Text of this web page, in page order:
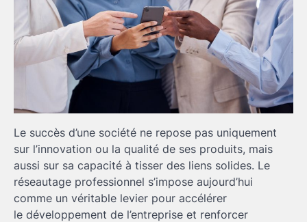
Le succès d’une société ne repose pas uniquement
sur l’innovation ou la qualité de ses produits, mais
aussi sur sa capacité à tisser des liens solides. Le
réseautage professionnel s’impose aujourd’hui
comme un véritable levier pour accélérer
le développement de l’entreprise et renforcer